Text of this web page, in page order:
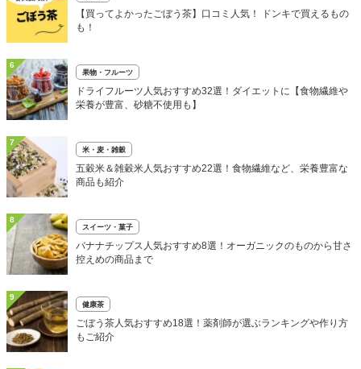
【買ってよかったごぼう茶】口コミ人気！ ドンキで買えるもの
も！
6
果物・フルーツ
ドライフルーツ人気おすすめ32選！ダイエットに【食物繊維や
栄養が豊富、砂糖不使用も】
7
米・麦・雑穀
五穀米＆雑穀米人気おすすめ22選！食物繊維など、栄養豊富な
商品も紹介
8
スイーツ・菓子
バナナチップス人気おすすめ8選！オーガニックのものから甘さ
控えめの商品まで
9
健康茶
ごぼう茶人気おすすめ18選！薬剤師が選ぶランキングや作り方
もご紹介